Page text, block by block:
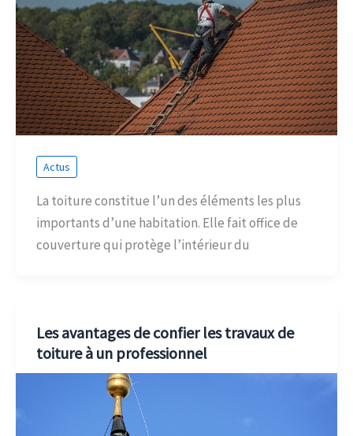
Actus
La toiture constitue l’un des éléments les plus
importants d’une habitation. Elle fait office de
couverture qui protège l’intérieur du
Les avantages de confier les travaux de
toiture à un professionnel